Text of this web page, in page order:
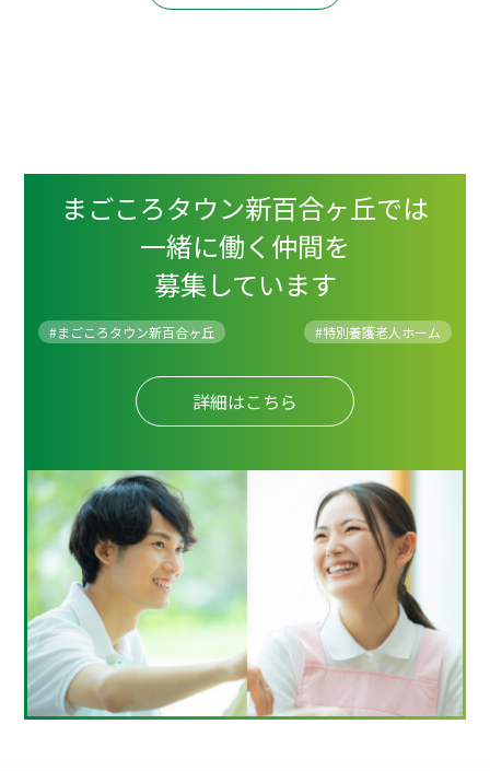
まごころタウン新百合ヶ丘では
一緒に働く仲間を
募集しています
#まごころタウン新百合ヶ丘 #特別養護老人ホーム
詳細はこちら